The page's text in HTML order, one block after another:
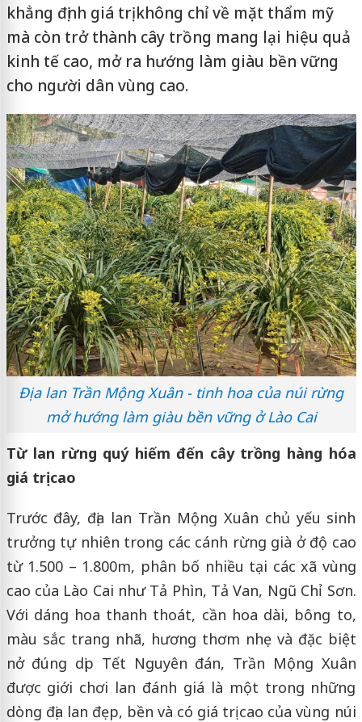
khẳng định giá trị không chỉ về mặt thẩm mỹ
mà còn trở thành cây trồng mang lại hiệu quả
kinh tế cao, mở ra hướng làm giàu bền vững
cho người dân vùng cao.
Địa lan Trần Mộng Xuân - tinh hoa của núi rừng
mở hướng làm giàu bền vững ở Lào Cai
Từ lan rừng quý hiếm đến cây trồng hàng hóa
giá trị cao
Trước đây, địa lan Trần Mộng Xuân chủ yếu sinh
trưởng tự nhiên trong các cánh rừng già ở độ cao
từ 1.500 – 1.800m, phân bố nhiều tại các xã vùng
cao của Lào Cai như Tả Phìn, Tả Van, Ngũ Chỉ Sơn.
Với dáng hoa thanh thoát, cần hoa dài, bông to,
màu sắc trang nhã, hương thơm nhẹ và đặc biệt
nở đúng dịp Tết Nguyên đán, Trần Mộng Xuân
được giới chơi lan đánh giá là một trong những
dòng địa lan đẹp, bền và có giá trị cao của vùng núi